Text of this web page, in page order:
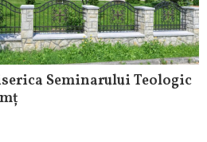
Seminarului Teologic